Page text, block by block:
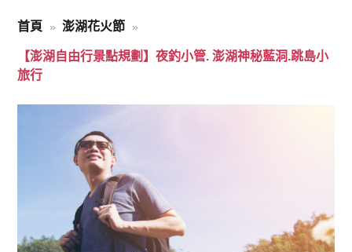
首頁 澎湖花火節
【澎湖自由行景點規劃】夜釣小管. 澎湖神秘藍洞.跳島小
旅行